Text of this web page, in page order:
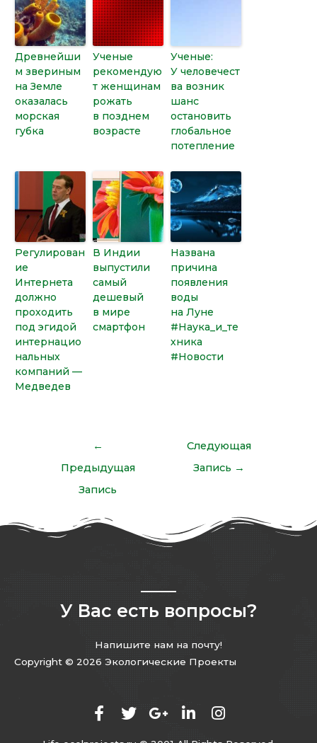
Древнейши
м звериным
на Земле
оказалась
морская
губка
Ученые
рекомендую
т женщинам
рожать
в позднем
возрасте
Ученые:
У человечест
ва возник
шанс
остановить
глобальное
потепление
Регулирован
ие
Интернета
должно
проходить
под эгидой
интернацио
нальных
компаний —
Медведев
В Индии
выпустили
самый
дешевый
в мире
смартфон
Названа
причина
появления
воды
на Луне
#Наука_и_те
хника
#Новости
←
Предыдущая
Запись
Следующая
Запись →
У Вас есть вопросы?
Напишите нам на почту!
Copyright © 2026 Экологические Проекты